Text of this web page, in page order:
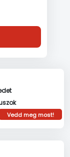
Vedd meg most!